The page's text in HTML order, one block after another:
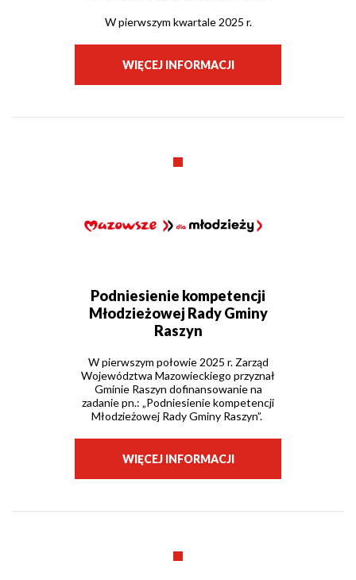
W pierwszym kwartale 2025 r.
WIĘCEJ INFORMACJI
Podniesienie kompetencji
Młodzieżowej Rady Gminy
Raszyn
W pierwszym połowie 2025 r. Zarząd
Województwa Mazowieckiego przyznał
Gminie Raszyn dofinansowanie na
zadanie pn.: „Podniesienie kompetencji
Młodzieżowej Rady Gminy Raszyn”.
WIĘCEJ INFORMACJI